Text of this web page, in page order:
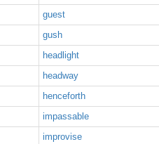
guest
gush
headlight
headway
henceforth
impassable
improvise